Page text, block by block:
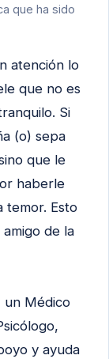
que ha sido
atención lo
que no es
Si
(o) sepa
que le
haberle
temor. Esto
de la
un Médico
y ayuda